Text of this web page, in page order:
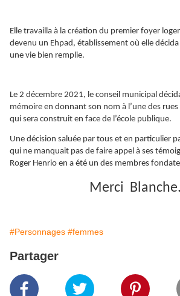
Elle travailla à la création du premier foyer
devenu un Ehpad, établissement où elle
une vie bien remplie.
Le 2 décembre 2021, le conseil municipal
mémoire en donnant son nom à l’une des
qui sera construit en face de l’école publique.
Une décision saluée par tous et en particulier
qui ne manquait pas de faire appel à ses
Roger Henrio en a été un des membres
Merci Blanche.
#Personnages #femmes
Partager